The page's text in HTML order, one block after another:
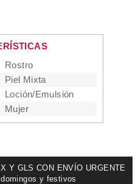
Rostro
Piel Mixta
Loción/Emulsión
Mujer
Y GLS CON ENVÍO URGENTE
y festivos